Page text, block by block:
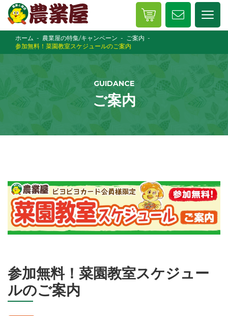
ホーム 農業屋の特集/キャンペーン
ご案内
参加無料！菜園教室スケジュールのご案内
GUIDANCE
ご案内
参加無料！菜園教室スケジュー
ルのご案内